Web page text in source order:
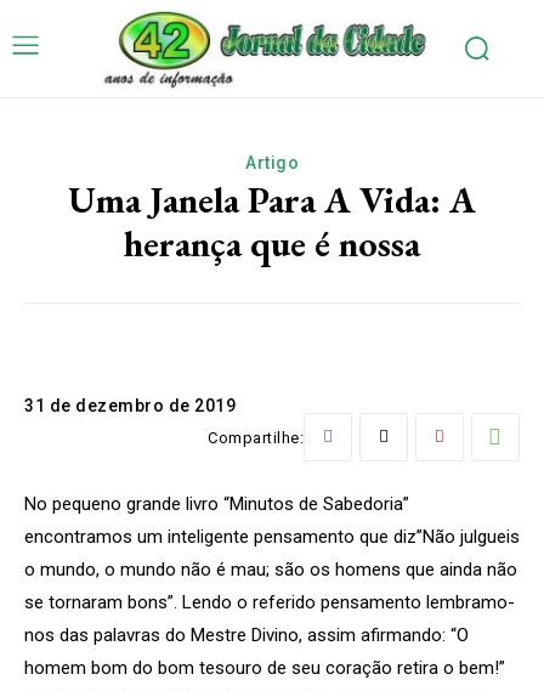
Artigo
Uma Janela Para A Vida: A
herança que é nossa
31 de dezembro de 2019
Compartilhe:
No pequeno grande livro “Minutos de Sabedoria”
encontramos um inteligente pensamento que diz”Não julgueis
o mundo, o mundo não é mau; são os homens que ainda não
se tornaram bons”. Lendo o referido pensamento lembramo-
nos das palavras do Mestre Divino, assim afirmando: “O
homem bom do bom tesouro de seu coração retira o bem!”